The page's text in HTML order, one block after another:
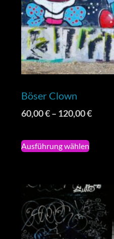
Böser Clown
60,00€– 120,00€
Ausführung wählen